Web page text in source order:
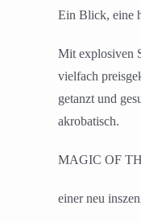
Ein Blick, eine
Mit explosiven
vielfach
getanzt und
akrobatisch.
MAGIC OF
einer neu